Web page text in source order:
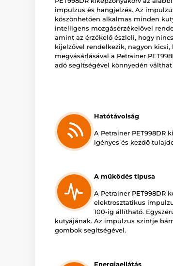
impulzus és hangjelzés. Az
köszönhetően alkalmas minden
intelligens mozgásérzékelővel
amint az érzékelő észleli, hogy
kijelzővel rendelkezik, nagyon
megvásárlásával a Petrainer
adó segítségével könnyedén
Hatótávolság
A Petrainer PET998DR
igényes és kezdő
A működés típusa
A Petrainer PET998DR
elektrosztatikus
100-ig állítható.
kutyájának. Az impulzus szintje
gombok segítségével.
Energiaellátás